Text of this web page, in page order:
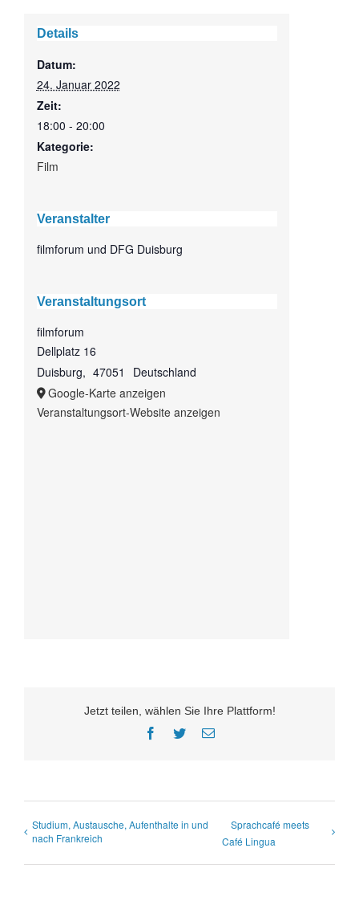
Details
Datum:
24. Januar 2022
Zeit:
18:00 - 20:00
Kategorie:
Film
Veranstalter
filmforum und DFG Duisburg
Veranstaltungsort
filmforum
Dellplatz 16
Duisburg, 47051
Deutschland
Google-Karte anzeigen
Veranstaltungsort-Website anzeigen
Jetzt teilen, wählen Sie Ihre Plattform!
Facebook
TwitterE-
Studium, Austausche, Aufenthalte in und
nach Frankreich
Sprachcafé meets
Café Lingua